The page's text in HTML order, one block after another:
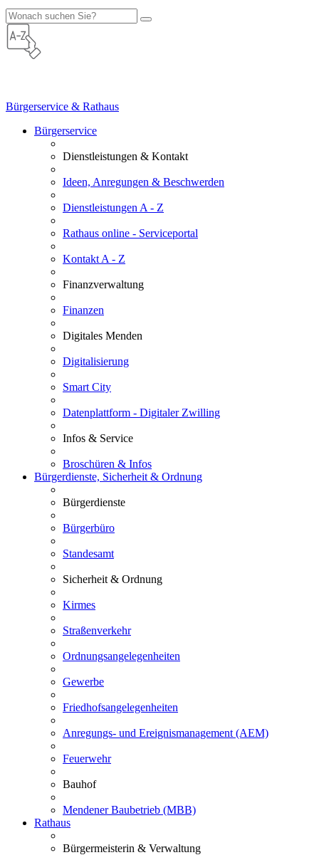
Bürgerservice & Rathaus
Bürgerservice
Dienstleistungen & Kontakt
Ideen, Anregungen & Beschwerden
Dienstleistungen A - Z
Rathaus online - Serviceportal
Kontakt A - Z
Finanzverwaltung
Finanzen
Digitales Menden
Digitalisierung
Smart City
Datenplattform - Digitaler Zwilling
Infos & Service
Broschüren & Infos
Bürgerdienste, Sicherheit & Ordnung
Bürgerdienste
Bürgerbüro
Standesamt
Sicherheit & Ordnung
Kirmes
Straßenverkehr
Ordnungsangelegenheiten
Gewerbe
Friedhofsangelegenheiten
Anregungs- und Ereignismanagement (AEM)
Feuerwehr
Bauhof
Mendener Baubetrieb (MBB)
Rathaus
Bürgermeisterin & Verwaltung